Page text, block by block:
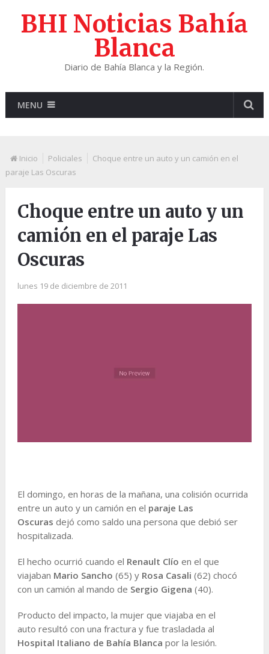
BHI Noticias Bahía
Blanca
Diario de Bahía Blanca y la Región.
MENU
Inicio Policiales
Choque entre un auto y un camión en el
paraje Las Oscuras
Choque entre un auto y un
camión en el paraje Las
Oscuras
lunes 19 de diciembre de 2011
El domingo, en horas de la mañana, una colisión ocurrida
entre un auto y un camión en el paraje Las
Oscuras dejó como saldo una persona que debió ser
hospitalizada.
El hecho ocurrió cuando el Renault Clío en el que
viajaban Mario Sancho (65) y Rosa Casali (62) chocó
con un camión al mando de Sergio Gigena (40).
Producto del impacto, la mujer que viajaba en el
auto resultó con una fractura y fue trasladada al
Hospital Italiano de Bahía Blanca por la lesión.